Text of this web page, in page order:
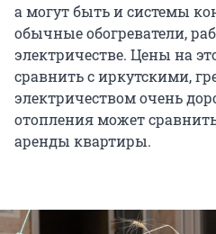
а могут быть и системы
обычные обогреватели,
электричестве. Цены на
сравнить с иркутскими,
электричеством очень
отопления может
аренды квартиры.